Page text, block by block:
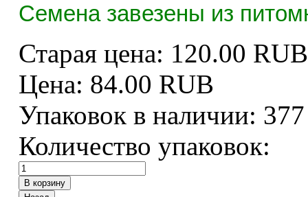
Семена завезены из
Старая цена: 120.00 RUB
Цена: 84.00 RUB
Упаковок в наличии: 377
Количество упаковок: